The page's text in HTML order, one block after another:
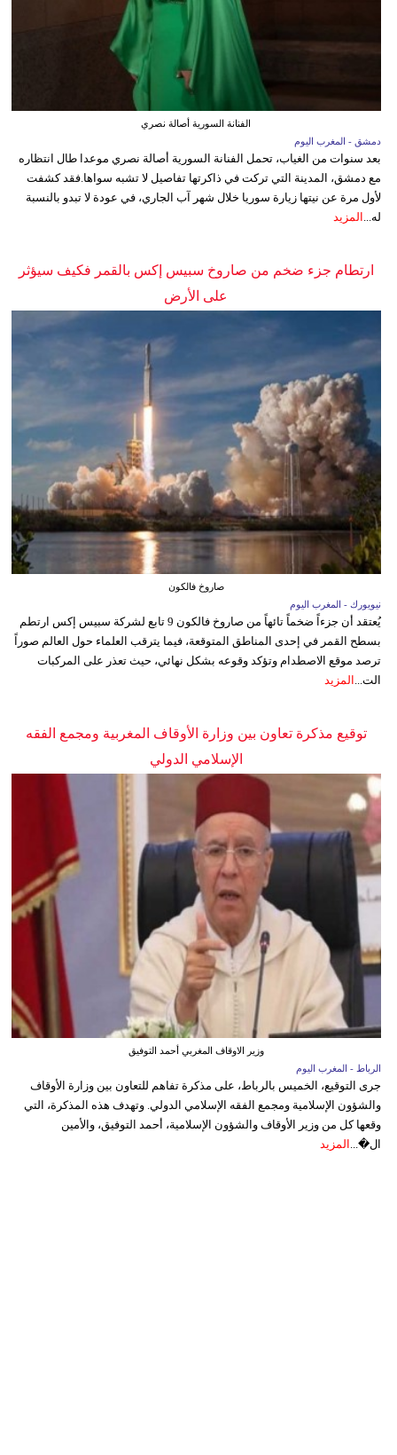
الفنانة السورية أصالة نصري
دمشق - المغرب اليوم
بعد سنوات من الغياب، تحمل الفنانة السورية أصالة نصري موعدا طال انتظاره
مع دمشق، المدينة التي تركت في ذاكرتها تفاصيل لا تشبه سواها.فقد كشفت
لأول مرة عن نيتها زيارة سوريا خلال شهر آب الجاري، في عودة لا تبدو بالنسبة
له... المزيد
ارتطام جزء ضخم من صاروخ سبيس إكس بالقمر فكيف سيؤثر
على الأرض
صاروخ فالكون
نيويورك - المغرب اليوم
يُعتقد أن جزءاً ضخماً تائهاً من صاروخ فالكون 9 تابع لشركة سبيس إكس ارتطم
بسطح القمر في إحدى المناطق المتوقعة، فيما يترقب العلماء حول العالم صوراً
ترصد موقع الاصطدام وتؤكد وقوعه بشكل نهائي، حيث تعذر على المركبات
الت... المزيد
توقيع مذكرة تعاون بين وزارة الأوقاف المغربية ومجمع الفقه
الإسلامي الدولي
وزير الاوقاف المغربي أحمد التوفيق
الرباط - المغرب اليوم
جرى التوقيع، الخميس بالرباط، على مذكرة تفاهم للتعاون بين وزارة الأوقاف
والشؤون الإسلامية ومجمع الفقه الإسلامي الدولي. وتهدف هذه المذكرة، التي
وقعها كل من وزير الأوقاف والشؤون الإسلامية، أحمد التوفيق، والأمين
ال�... المزيد